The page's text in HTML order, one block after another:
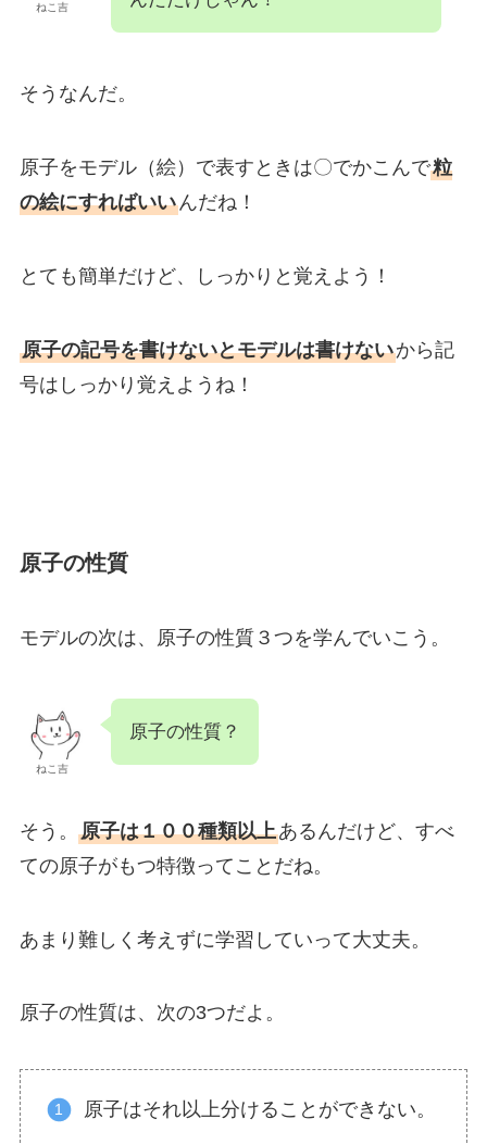
ねこ吉
そうなんだ。
原子をモデル（絵）で表すときは〇でかこんで粒
の絵にすればいいんだね！
とても簡単だけど、しっかりと覚えよう！
原子の記号を書けないとモデルは書けないから記
号はしっかり覚えようね！
原子の性質
モデルの次は、原子の性質３つを学んでいこう。
ねこ吉
原子の性質？
そう。 原子は１００種類以上あるんだけど、すべ
ての原子がもつ特徴ってことだね。
あまり難しく考えずに学習していって大丈夫。
原子の性質は、次の3つだよ。
原子はそれ以上分けることができない。